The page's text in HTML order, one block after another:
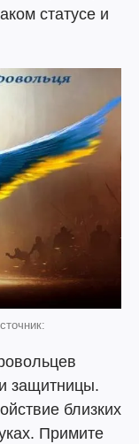
статусе и
защитницы.
близких
Примите